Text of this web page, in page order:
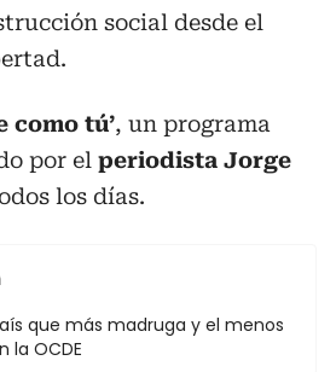
social desde el
como tú’, un programa
por el periodista Jorge
los días.
que más madruga y el menos
la OCDE